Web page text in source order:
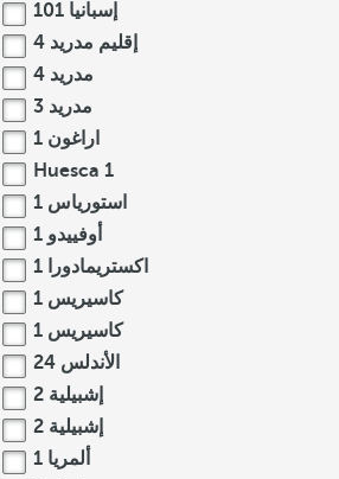
إسبانيا 101
إقليم مدريد 4
مدريد 4
مدريد 3
اراغون 1
Huesca 1
استورياس 1
أوفييدو 1
اكستريمادورا 1
كاسيريس 1
كاسيريس 1
الأندلس 24
إشبيلية 2
إشبيلية 2
ألمريا 1